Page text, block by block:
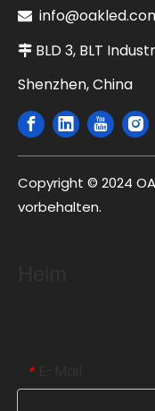

 BLD 3, BLT
Shenzhen, China
Copyright © 2024
vorbehalten.
*